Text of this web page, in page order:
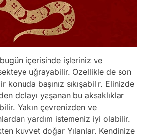
içerisinde işleriniz ve
uğrayabilir. Özellikle de son
konuda başınız sıkışabilir. Elinizde
dolayı yaşanan bu aksaklıklar
Yakın çevrenizden ve
yardım istemeniz iyi olabilir.
kuvvet doğar Yılanlar. Kendinize